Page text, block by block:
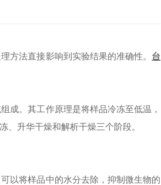
法直接影响到实验结果的准确性。 台
。其工作原理是将样品冷冻至低温，
、升华干燥和解析干燥三个阶段。
以将样品中的水分去除，抑制微生物的